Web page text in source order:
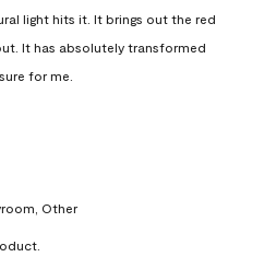
light hits it. It brings out the red
It has absolutely transformed
for me.
Other